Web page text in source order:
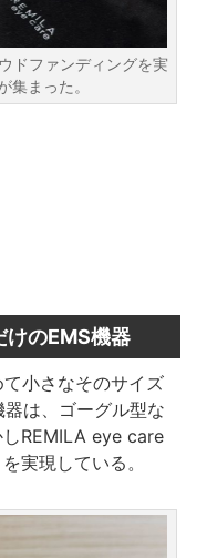
ドファンディングを実
集まった。
けのEMS機器
小さなそのサイズ
は、ゴーグル型な
REMILA eye care
実現している。